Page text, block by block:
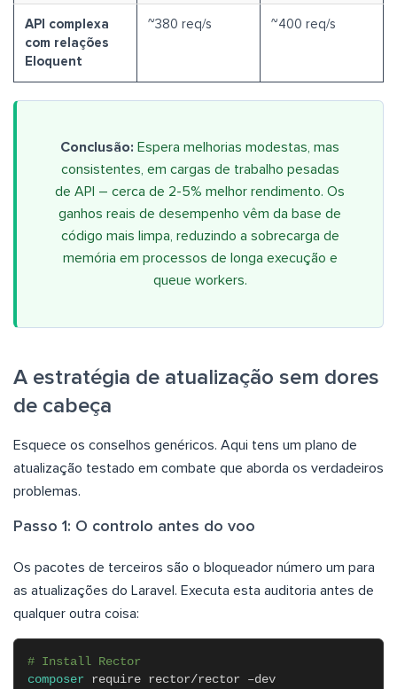
API complexa
com relações
Eloquent
~380 req/s ~400 req/s
Conclusão: Espera melhorias modestas, mas
consistentes, em cargas de trabalho pesadas
de API – cerca de 2-5% melhor rendimento. Os
ganhos reais de desempenho vêm da base de
código mais limpa, reduzindo a sobrecarga de
memória em processos de longa execução e
queue workers.
A estratégia de atualização sem dores
de cabeça
Esquece os conselhos genéricos. Aqui tens um plano de
atualização testado em combate que aborda os verdadeiros
problemas.
Passo 1: O controlo antes do voo
Os pacotes de terceiros são o bloqueador número um para
as atualizações do Laravel. Executa esta auditoria antes de
qualquer outra coisa:
# Install Rector
composer require rector/rector –dev